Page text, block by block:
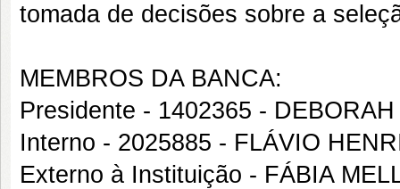
tomada de decisões sobre a
MEMBROS DA BANCA:
Presidente - 1402365 -
Interno - 2025885 - FLÁVIO
Externo à Instituição - FÁBIA